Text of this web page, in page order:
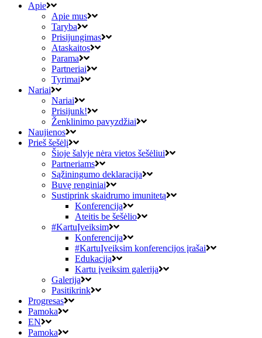
Apie
Apie mus
Taryba
Prisijungimas
Ataskaitos
Parama
Partneriai
Tyrimai
Nariai
Nariai
Prisijunk!
Ženklinimo pavyzdžiai
Naujienos
Prieš šešėlį
Šioje šalyje nėra vietos šešėliui
Partneriams
Sąžiningumo deklaracija
Buvę renginiai
Sustiprink skaidrumo imunitetą
Konferencija
Ateitis be šešėlio
#KartuĮveiksim
Konferencija
#KartuĮveiksim konferencijos įrašai
Edukacija
Kartu įveiksim galerija
Galerija
Pasitikrink
Progresas
Pamoka
EN
Pamoka